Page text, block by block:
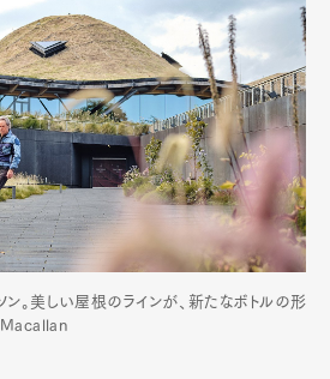
。美しい屋根のラインが、新たなボトルの形